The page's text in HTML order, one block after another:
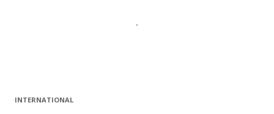
INTERNATIONAL